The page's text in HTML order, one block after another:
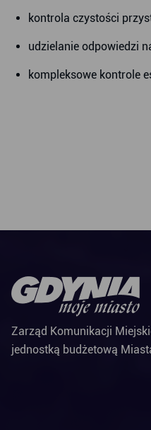
kontrola czystości
udzielanie odpowiedzi
kompleksowe kontrole
Zarząd Komunikacji
jednostką budżetową